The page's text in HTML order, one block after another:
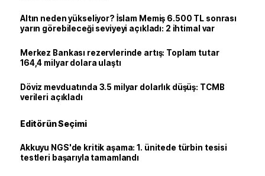
Altın neden yükseliyor? İslam Memiş 6.500 TL sonrası
yarın görebileceği seviyeyi açıkladı: 2 ihtimal var
Merkez Bankası rezervlerinde artış: Toplam tutar
164,4 milyar dolara ulaştı
Döviz mevduatında 3.5 milyar dolarlık düşüş: TCMB
verileri açıkladı
Editörün Seçimi
Akkuyu NGS'de kritik aşama: 1. ünitede türbin tesisi
testleri başarıyla tamamlandı